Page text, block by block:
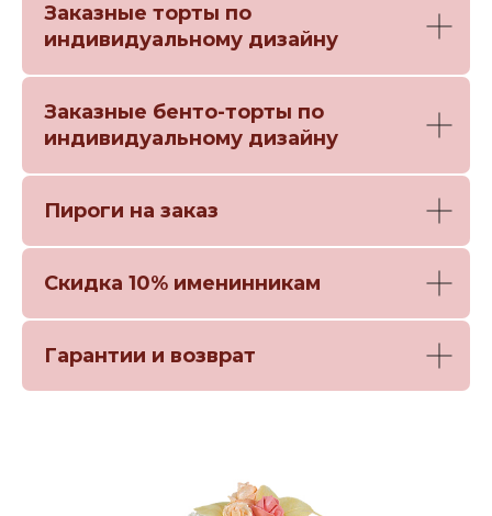
Заказные торты по
индивидуальному дизайну
Заказные бенто-торты по
индивидуальному дизайну
Пироги на заказ
Скидка 10% именинникам
Гарантии и возврат